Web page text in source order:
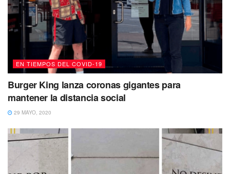
EN TIEMPOS DEL COVID-19
Burger King lanza coronas gigantes para
mantener la distancia social
29 MAYO, 2020